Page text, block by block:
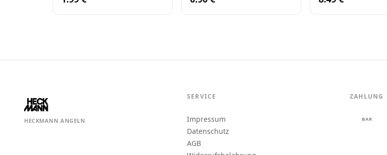
HECKMANN ANGELN
SERVICE
Impressum
Datenschutz
AGB
ZAHLUNG
BAR